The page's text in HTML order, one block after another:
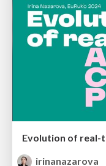
irinanazarova